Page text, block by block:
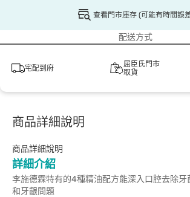
查看門市庫存 (可能有時間誤
配送方式
宅配到府
屈臣氏門市
取貨
商品詳細說明
商品詳細說明
詳細介紹
李施德霖特有的4種精油配方能深入口腔去除牙
和牙齦問題